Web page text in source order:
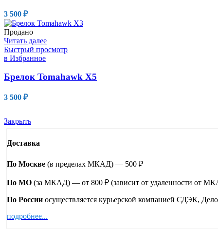
3 500 ₽
Продано
Читать далее
Быстрый просмотр
в Избранное
Брелок Tomahawk X5
3 500 ₽
Закрыть
Доставка
По Москве (в пределах МКАД) — 500 ₽
По МО (за МКАД) — от 800 ₽ (зависит от удаленности от
По России осуществляется курьерской компанией СДЭК,
подробнее...